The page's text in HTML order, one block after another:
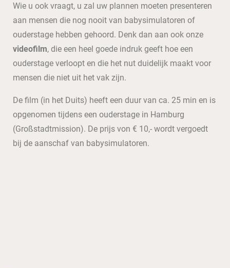
Wie u ook vraagt, u zal uw plannen moeten presenteren
aan mensen die nog nooit van babysimulatoren of
ouderstage hebben gehoord. Denk dan aan ook onze
videofilm, die een heel goede indruk geeft hoe een
ouderstage verloopt en die het nut duidelijk maakt voor
mensen die niet uit het vak zijn.
De film (in het Duits) heeft een duur van ca. 25 min en is
opgenomen tijdens een ouderstage in Hamburg
(Großstadtmission). De prijs von € 10,- wordt vergoedt
bij de aanschaf van babysimulatoren.